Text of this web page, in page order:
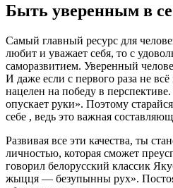
Быть уверенным в
Самый главный ресурс для
любит и уважает себя, то с
саморазвитием. Уверенный
И даже если с первого раза не всё
нацелен на победу в
опускает руки». Поэтому
себе , ведь это важная
Развивая все эти качества, ты
личностью, которая сможет
говорил белорусский классик
жыцця — безупынны рух».